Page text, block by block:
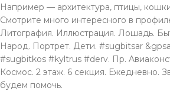
Например — архитектура, птицы,
Смотрите много интересного в
Литография. Иллюстрация. Лошадь.
Народ. Портрет. Дети. #sugbitsar
#sugbitkos #kyltrus #derv. Пр.
Космос. 2 этаж. 6 секция. Ежeдневно.
будeм помочь.